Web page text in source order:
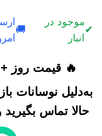
✔
موجود در
انبار
🚚
🔥 قیمت روز +
به‌دلیل نوسانات
حالا تماس